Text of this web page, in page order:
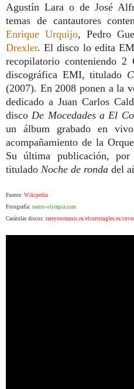
Agustín Lara o de José
temas de cantautores
Enrique Urquijo, Pedro
Drexler. El disco lo edita
recopilatorio conteniendo
discográfica EMI, titulado
(2007). En 2008 ponen a la
dedicado a Juan Carlos
disco De Mocedades a El
un álbum grabado en
acompañamiento de la
Su última publicación,
titulado Noche de ronda del
Fuente: Wikipedia
Fotografía: teatro-olympia.com
Carátulas discos: rateyourmusic.es/elcorteingles.es/